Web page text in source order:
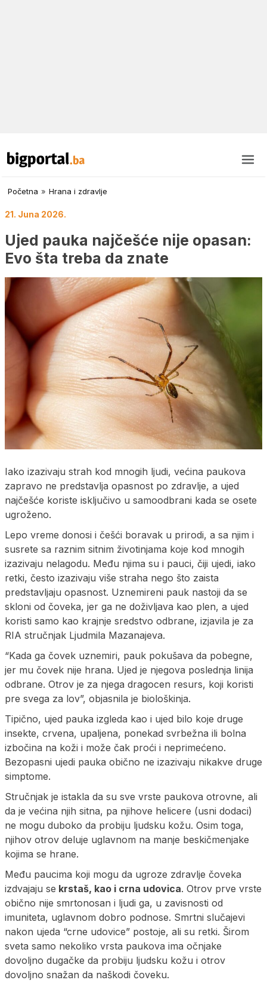
Početna » Hrana i zdravlje
21. Juna 2026.
Ujed pauka najčešće nije opasan:
Evo šta treba da znate
Iako izazivaju strah kod mnogih ljudi, većina paukova
zapravo ne predstavlja opasnost po zdravlje, a ujed
najčešće koriste isključivo u samoodbrani kada se osete
ugroženo.
Lepo vreme donosi i češći boravak u prirodi, a sa njim i
susrete sa raznim sitnim životinjama koje kod mnogih
izazivaju nelagodu. Među njima su i pauci, čiji ujedi, iako
retki, često izazivaju više straha nego što zaista
predstavljaju opasnost. Uznemireni pauk nastoji da se
skloni od čoveka, jer ga ne doživljava kao plen, a ujed
koristi samo kao krajnje sredstvo odbrane, izjavila je za
RIA stručnjak Ljudmila Mazanajeva.
“Kada ga čovek uznemiri, pauk pokušava da pobegne,
jer mu čovek nije hrana. Ujed je njegova poslednja linija
odbrane. Otrov je za njega dragocen resurs, koji koristi
pre svega za lov”, objasnila je biološkinja.
Tipično, ujed pauka izgleda kao i ujed bilo koje druge
insekte, crvena, upaljena, ponekad svrbežna ili bolna
izbočina na koži i može čak proći i neprimećeno.
Bezopasni ujedi pauka obično ne izazivaju nikakve druge
simptome.
Stručnjak je istakla da su sve vrste paukova otrovne, ali
da je većina njih sitna, pa njihove helicere (usni dodaci)
ne mogu duboko da probiju ljudsku kožu. Osim toga,
njihov otrov deluje uglavnom na manje beskičmenjake
kojima se hrane.
Među paucima koji mogu da ugroze zdravlje čoveka
izdvajaju se krstaš, kao i crna udovica. Otrov prve vrste
obično nije smrtonosan i ljudi ga, u zavisnosti od
imuniteta, uglavnom dobro podnose. Smrtni slučajevi
nakon ujeda “crne udovice” postoje, ali su retki. Širom
sveta samo nekoliko vrsta paukova ima očnjake
dovoljno dugačke da probiju ljudsku kožu i otrov
dovoljno snažan da naškodi čoveku.